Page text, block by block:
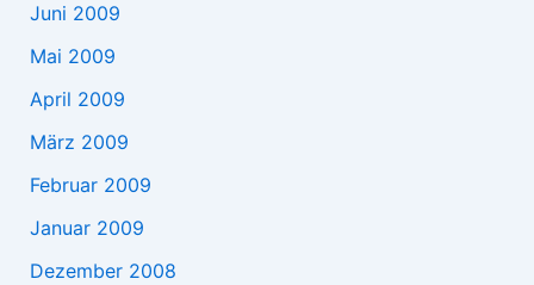
Juni 2009
Mai 2009
April 2009
März 2009
Februar 2009
Januar 2009
Dezember 2008